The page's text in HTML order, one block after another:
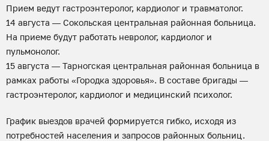
Прием ведут гастроэнтеролог, кардиолог и травматолог.
14 августа — Сокольская центральная районная больница.
На приеме будут работать невролог, кардиолог и
пульмонолог.
15 августа — Тарногская центральная районная больница в
рамках работы «Городка здоровья». В составе бригады —
гастроэнтеролог, кардиолог и медицинский психолог.
График выездов врачей формируется гибко, исходя из
потребностей населения и запросов районных больниц.